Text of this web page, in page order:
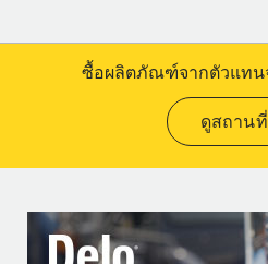
ซื้อผลิตภัณฑ์จากตัวแทน
ดูสถาน